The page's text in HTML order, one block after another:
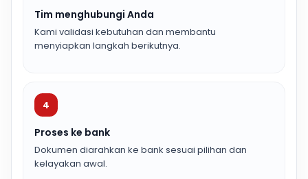
Tim menghubungi Anda
Kami validasi kebutuhan dan membantu
menyiapkan langkah berikutnya.
4
Proses ke bank
Dokumen diarahkan ke bank sesuai pilihan dan
kelayakan awal.